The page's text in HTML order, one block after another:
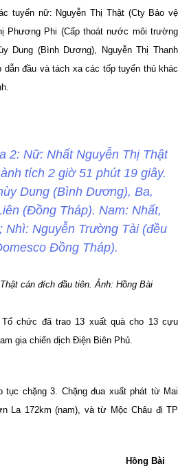
tuyển nữ: Nguyễn Thị Thật (Cty Bảo vệ
Phương Phi (Cấp thoát nước môi trường
Dung (Bình Dương), Nguyễn Thị Thanh
đầu và tách xa các tốp tuyển thủ khác
2: Nữ: Nhất Nguyễn Thị Thật
tích 2 giờ 51 phút 19 giây.
Dung (Bình Dương), Ba,
(Đồng Tháp). Nam: Nhất,
Nhì: Nguyễn Trường Tài (đều
Đồng Tháp).
cán đích đầu tiên Ảnh: Hồng Bài
chức đã trao 13 xuất quà cho 13 cựu
gia chiến dịch Điện Biên Phủ.
tục chặng 3. Chặng đua xuất phát từ Mai
La 172km (nam), và từ Mộc Châu đi TP
Hồng Bài